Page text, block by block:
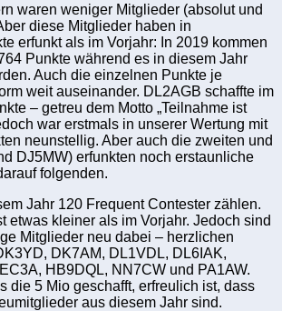
waren weniger Mitglieder (absolut und
diese Mitglieder haben in
erfunkt als im Vorjahr: In 2019 kommen
Punkte während es in diesem Jahr
Auch die einzelnen Punkte je
weit auseinander. DL2AGB schaffte im
– getreu dem Motto „Teilnahme ist
war erstmals in unserer Wertung mit
neunstellig. Aber auch die zweiten und
DJ5MW) erfunkten noch erstaunliche
folgenden.
Jahr 120 Frequent Contester zählen.
etwas kleiner als im Vorjahr. Jedoch sind
Mitglieder neu dabei – herzlichen
DK7AM, DL1VDL, DL6IAK,
HB9DQL, NN7CW und PA1AW.
die 5 Mio geschafft, erfreulich ist, dass
aus diesem Jahr sind.